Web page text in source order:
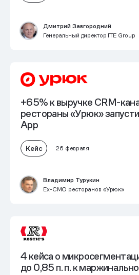
Дмитрий Завгородний
Генеральный директор ITE Group
+65% к выручке CRM-
рестораны «Урюк»
App
Кейс 26 февраля
Владимир Турукин
Ex-СМО ресторанов «Урюк»
4 кейса о
до 0,85 п. п. к